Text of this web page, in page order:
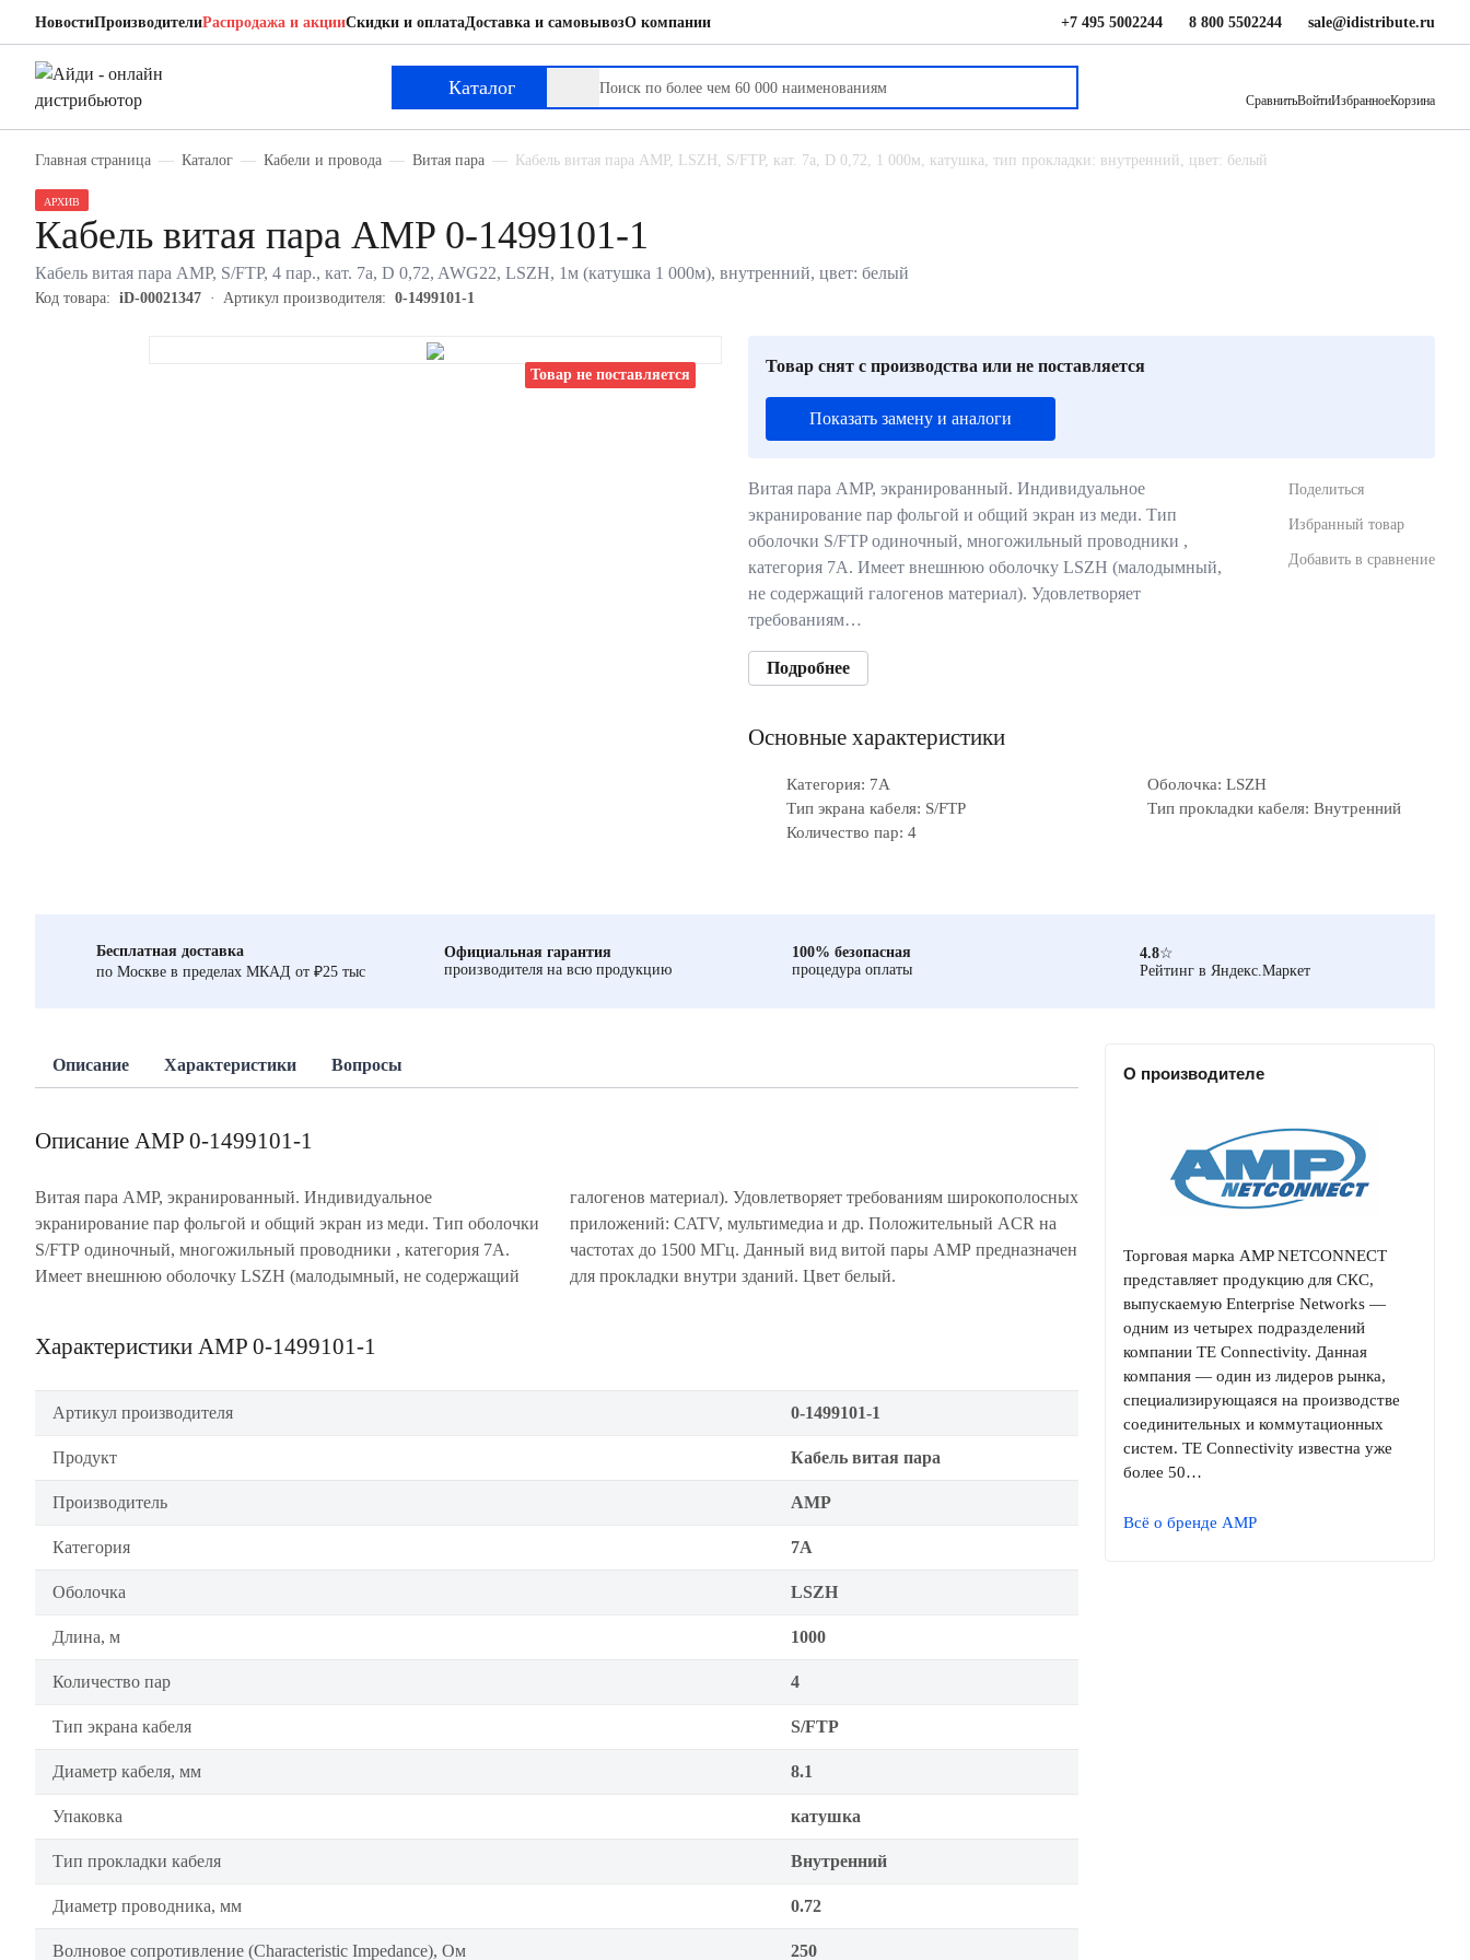
НовостиПроизводителиРаспродажа и акцииСкидки и оплатаДоставка и самовывозО компании +7 495 5002244 8 800 5502244 sale@idistribute.ru
Каталог
СравнитьВойтиИзбранноеКорзина
Главная страница Каталог Кабели и провода Витая пара Кабель витая пара AMP, LSZH, S/FTP, кат. 7a, D 0,72, 1 000м, катушка, тип прокладки: внутренний, цвет: белый
Товар не поставляется
АРХИВ
Кабель витая пара AMP 0-1499101-1
Кабель витая пара AMP, S/FTP, 4 пар., кат. 7a, D 0,72, AWG22, LSZH, 1м (катушка 1 000м), внутренний, цвет: белый
Код товара: iD-00021347 Артикул производителя: 0-1499101-1
Товар снят с производства или не поставляется
Показать замену и аналоги
Витая пара AMP, экранированный. Индивидуальное
экранирование пар фольгой и общий экран из меди. Тип
оболочки S/FTP одиночный, многожильный проводники ,
категория 7А. Имеет внешнюю оболочку LSZH (малодымный,
не содержащий галогенов материал). Удовлетворяет
требованиям…
Подробнее
Поделиться
Избранный товар
Добавить в сравнение
Основные характеристики
Категория: 7A
Оболочка: LSZH
Тип экрана кабеля: S/FTP
Тип прокладки кабеля: Внутренний
Количество пар: 4
Бесплатная доставка
по Москве в пределах МКАД от ₽25 тыс
Официальная гарантия
производителя на всю продукцию
100% безопасная
процедура оплаты
4.8☆
Рейтинг в Яндекс.Маркет
Описание Характеристики Вопросы
Описание AMP 0-1499101-1
Витая пара AMP, экранированный. Индивидуальное
экранирование пар фольгой и общий экран из меди. Тип оболочки
S/FTP одиночный, многожильный проводники , категория 7А.
Имеет внешнюю оболочку LSZH (малодымный, не содержащий
галогенов материал). Удовлетворяет требованиям широкополосных
приложений: CATV, мультимедиа и др. Положительный ACR на
частотах до 1500 МГц. Данный вид витой пары AMP предназначен
для прокладки внутри зданий. Цвет белый.
Характеристики AMP 0-1499101-1
Артикул производителя 0-1499101-1
Продукт Кабель витая пара
Производитель AMP
Категория 7A
Оболочка LSZH
Длина, м 1000
Количество пар 4
Тип экрана кабеля S/FTP
Диаметр кабеля, мм 8.1
Упаковка катушка
Тип прокладки кабеля Внутренний
Диаметр проводника, мм 0.72
Волновое сопротивление (Characteristic Impedance), Ом 250
О производителе
Торговая марка AMP NETCONNECT
представляет продукцию для СКС,
выпускаемую Enterprise Networks —
одним из четырех подразделений
компании TE Connectivity. Данная
компания — один из лидеров рынка,
специализирующаяся на производстве
соединительных и коммутационных
систем. TE Connectivity известна уже
более 50…
Всё о бренде AMP
AMP 0-1499101-1
Кабель витая пара